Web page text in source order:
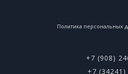
Политика персональных
+7 (908)
+7 (34241)